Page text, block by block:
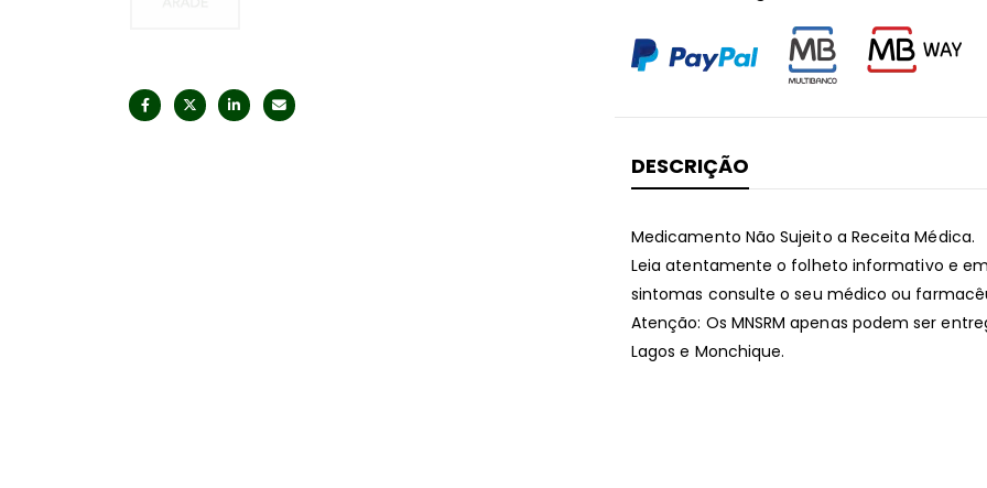
DESCRIÇÃO
Medicamento Não Sujeito a Receita Médica.
Leia atentamente o folheto informativo e
sintomas consulte o seu médico ou
Atenção: Os MNSRM apenas podem ser
Lagos e Monchique.